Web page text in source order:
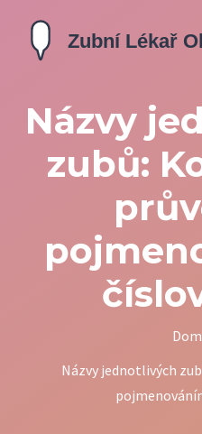
Názvy
zubů:
Názvy jednotlivých